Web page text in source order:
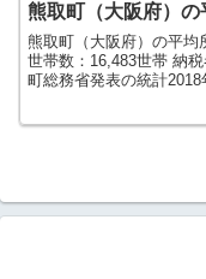
熊取町（大阪府）の
熊取町（大阪府）の平均
世帯数：16,483世帯 納
町総務省発表の統計2018